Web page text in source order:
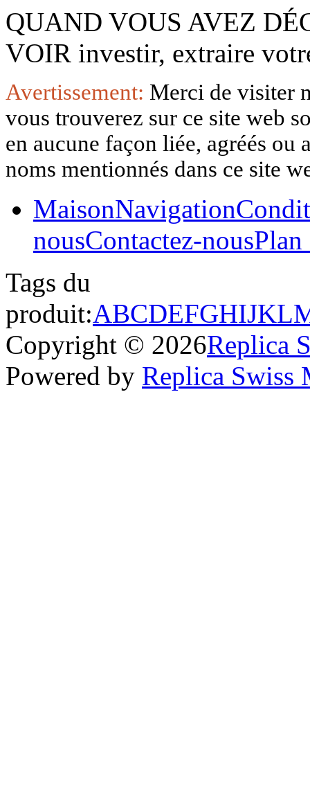
QUAND VOUS AVEZ
VOIR investir, extraire
Avertissement: Merci de visiter
vous trouverez sur ce site web
en aucune façon liée, agréés
noms mentionnés dans ce site
MaisonNavigation
nousContactez-nousPlan
Tags du
produit:ABCDEFGHIJKL
Copyright © 2026Replica
Powered by Replica Swiss